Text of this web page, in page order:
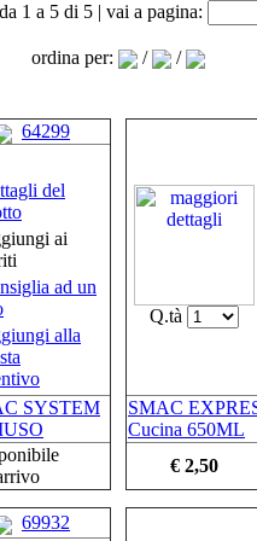
1 a 5 di 5 | vai a pagina:
ordina per: / /
64299
SYSTEM
Q.tà
SMAC
Cucina 650ML
€ 2,50
69932